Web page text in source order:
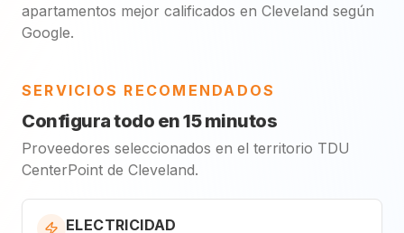
apartamentos mejor calificados en Cleveland según
Google.
SERVICIOS RECOMENDADOS
Configura todo en 15 minutos
Proveedores seleccionados en el territorio TDU
CenterPoint de Cleveland.
ELECTRICIDAD